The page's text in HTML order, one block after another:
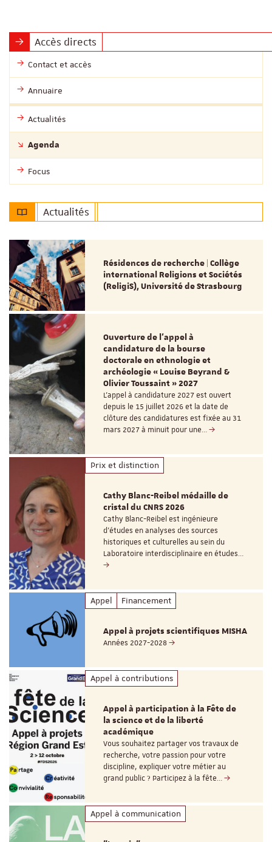
Accès directs
Contact et accès
Annuaire
Actualités
Agenda
Focus
Actualités
Résidences de recherche | Collège
international Religions et Sociétés
(ReligiS), Université de Strasbourg
Ouverture de l'appel à
candidature de la bourse
doctorale en ethnologie et
archéologie « Louise Beyrand &
Olivier Toussaint » 2027
L’appel à candidature 2027 est ouvert
depuis le 15 juillet 2026 et la date de
clôture des candidatures est fixée au 31
mars 2027 à minuit pour une…
Prix et distinction
Cathy Blanc-Reibel médaille de
cristal du CNRS 2026
Cathy Blanc-Reibel est ingénieure
d’études en analyses des sources
historiques et culturelles au sein du
Laboratoire interdisciplinaire en études…
Appel Financement
Appel à projets scientifiques MISHA
Années 2027-2028
Appel à contributions
Appel à participation à la Fête de
la science et de la liberté
académique
Vous souhaitez partager vos travaux de
recherche, votre passion pour votre
discipline, expliquer votre métier au
grand public ? Participez à la fête…
Appel à communication